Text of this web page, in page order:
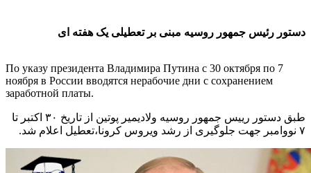
دستور رئیس جمهور روسیه مبنی بر تعطیلی یک هفته ای
По указу президента Владимира Путина с 30 октября по 7
ноября в России вводятся нерабочие дни с сохранением
заработной платы.
طبق دستور رییس جمهور روسیه ولادیمیر پوتین از تاریخ ۳۰ اکتبر تا
۷ نووامبر جهت جلوگیری از رشد ویروس کرونا،تعطیل اعلام شد.